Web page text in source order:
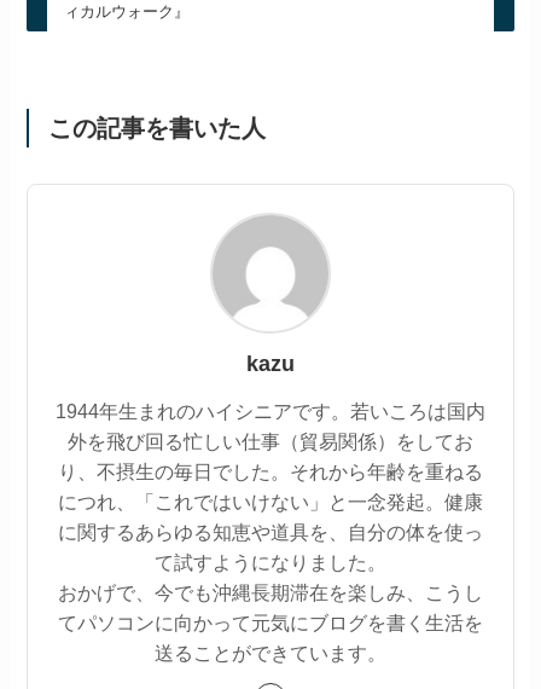
ィカルウォーク』
この記事を書いた人
kazu
1944年生まれのハイシニアです。若いころは国内
外を飛び回る忙しい仕事（貿易関係）をしてお
り、不摂生の毎日でした。それから年齢を重ねる
につれ、「これではいけない」と一念発起。健康
に関するあらゆる知恵や道具を、自分の体を使っ
て試すようになりました。
おかげで、今でも沖縄長期滞在を楽しみ、こうし
てパソコンに向かって元気にブログを書く生活を
送ることができています。